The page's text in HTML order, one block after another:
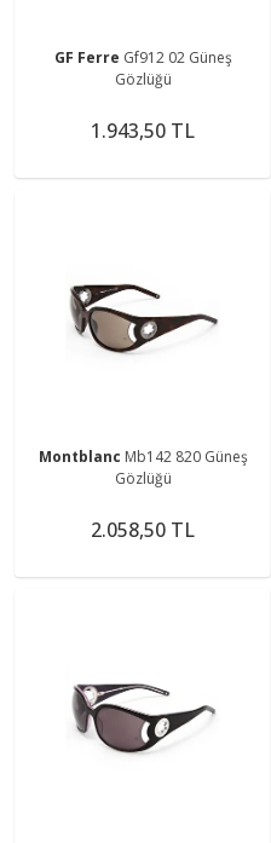
GF Ferre Gf912 02 Güneş
Gözlüğü
1.943,50 TL
Montblanc Mb142 820 Güneş
Gözlüğü
2.058,50 TL